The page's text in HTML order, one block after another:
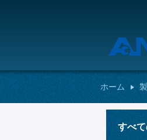
ホーム
すべ